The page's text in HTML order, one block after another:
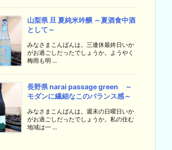
山梨県 旦 夏純米吟醸 ～夏酒食中酒
として～
みなさまこんばんは。三連休最終日いか
がお過ごしだったでしょうか。ようやく
梅雨も明 ...
長野県 narai passage green ～
モダンに繊細なこのバランス感～
みなさまこんばんは。週末の日曜日いか
がお過ごしだったでしょうか。私の住む
地域は一 ...